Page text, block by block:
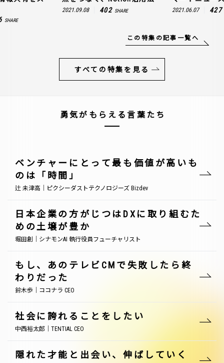
SHARE
2021.09.08 402 SHARE 2021.06.07 427
この特集の記事一覧へ
すべての特集を見る
勇気がもらえる言葉たち
ベンチャーにとって最も価値が高いも
のは「時間」
辻 未津高｜ピクシーダストテクノロジーズ Bizdev
日本企業の方がじつはDXに取り組むた
めの土壌が豊か
堀田創｜シナモンAI 執行役員フューチャリスト
もし、あのテレビCMで失敗したら終
わりだった
鈴木歩｜ココナラ CEO
社会に誇れることをしたい
中西裕太郎｜TENTIAL CEO
隠れた才能と出会い、伸ばしていく